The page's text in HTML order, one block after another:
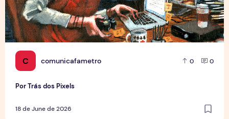
C comunicafametro 0 0
Por Trás dos Pixels
18 de June de 2026